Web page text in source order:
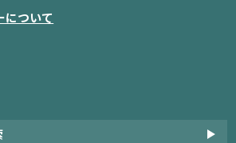
について